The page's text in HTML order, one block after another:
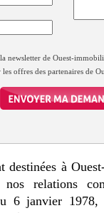
newsletter de Ouest-
les offres des partenaires de
destinées à
relations
6 janvier 1978,